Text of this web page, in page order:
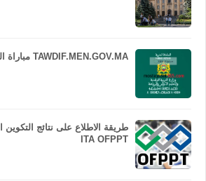
TAWDIF.MEN.GOV.MA مباراة التعليم 2026/2025
ITA OFPPT